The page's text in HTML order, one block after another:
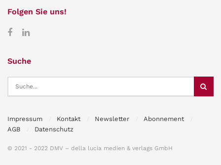
Folgen Sie uns!
Suche
Impressum Kontakt Newsletter
Abonnement
AGB
Datenschutz
© 2021 - 2022 DMV – della lucia medien & verlags GmbH